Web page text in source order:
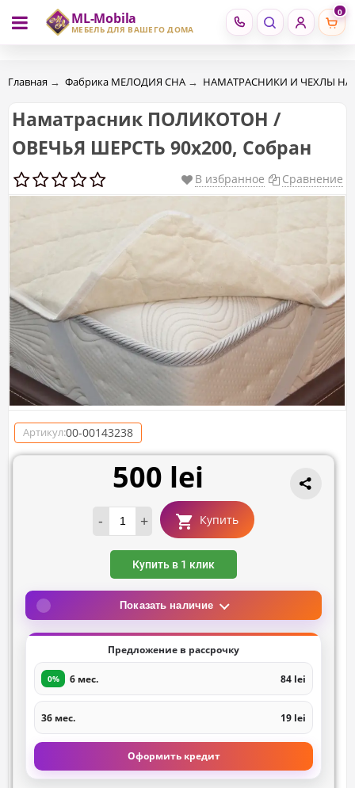
ML-Mobila
МЕБЕЛЬ ДЛЯ ВАШЕГО ДОМА
0
RU RO
Главная → Фабрика МЕЛОДИЯ СНА → НАМАТРАСНИКИ И ЧЕХЛЫ НА
Наматрасник ПОЛИКОТОН /
ОВЕЧЬЯ ШЕРСТЬ 90х200, Собран
В избранное Сравнение
Артикул:00-00143238
500 lei
- + Купить
Купить в 1 клик
Показать наличие
Предложение в рассрочку
0% 6 мес. 84 lei
36 мес. 19 lei
Оформить кредит